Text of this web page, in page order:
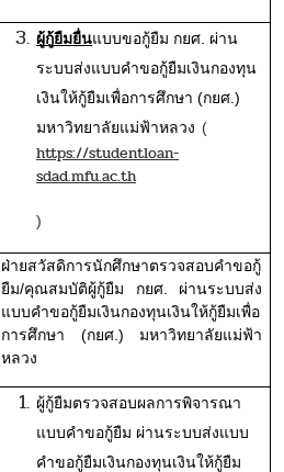
ผู้กู้ยืมยื่นแบบขอกู้ยืม กยศ. ผ่าน
ระบบส่งแบบคำขอกู้ยืมเงินกองทุน
เงินให้กู้ยืมเพื่อการศึกษา (กยศ.)
มหาวิทยาลัยแม่ฟ้าหลวง (
https://studentloan-
sdad.mfu.ac.th
)
ฝ่ายสวัสดิการนักศึกษาตรวจสอบคำขอกู้
ยืม/คุณสมบัติผู้กู้ยืม กยศ. ผ่านระบบส่ง
แบบคำขอกู้ยืมเงินกองทุนเงินให้กู้ยืมเพื่อ
การศึกษา (กยศ.) มหาวิทยาลัยแม่ฟ้า
หลวง
ผู้กู้ยืมตรวจสอบผลการพิจารณา
แบบคำขอกู้ยืม ผ่านระบบส่งแบบ
คำขอกู้ยืมเงินกองทุนเงินให้กู้ยืม